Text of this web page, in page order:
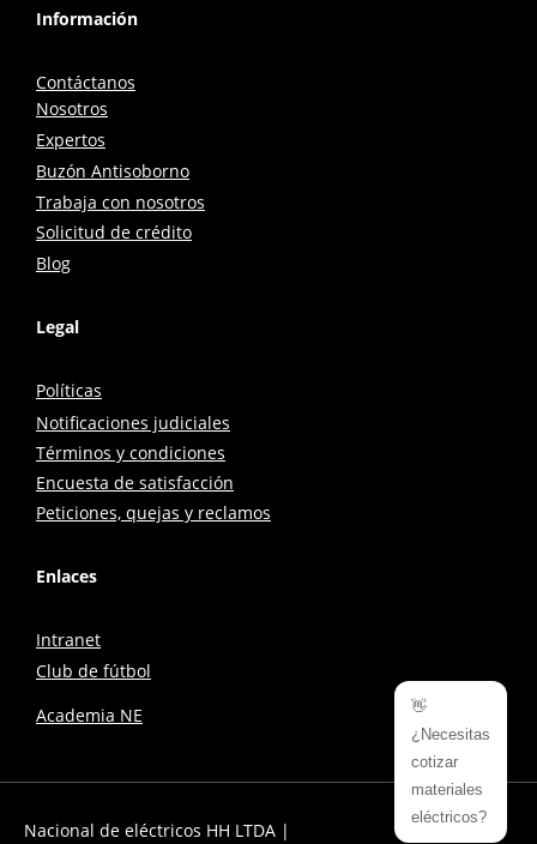
Información
Contáctanos
Nosotros
Expertos
Buzón Antisoborno
Trabaja con nosotros
Solicitud de crédito
Blog
Legal
Políticas
Notificaciones judiciales
Términos y condiciones
Encuesta de satisfacción
Peticiones, quejas y reclamos
Enlaces
Intranet
Club de fútbol
Academia NE
👋
¿Necesitas
cotizar
materiales
eléctricos?
Nacional de eléctricos HH LTDA |